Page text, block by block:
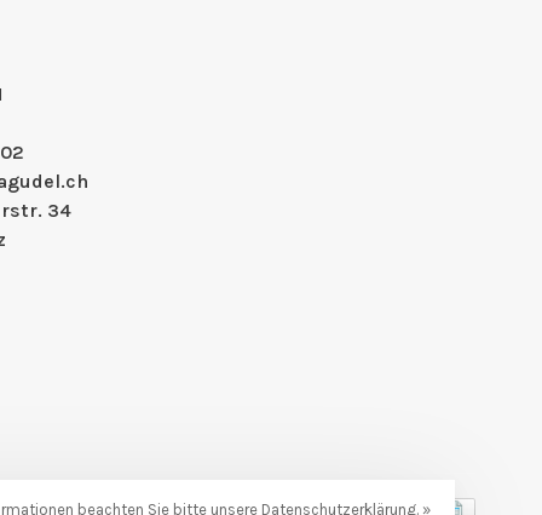
02
34
beachten Sie bitte unsere Datenschutzerklärung. »